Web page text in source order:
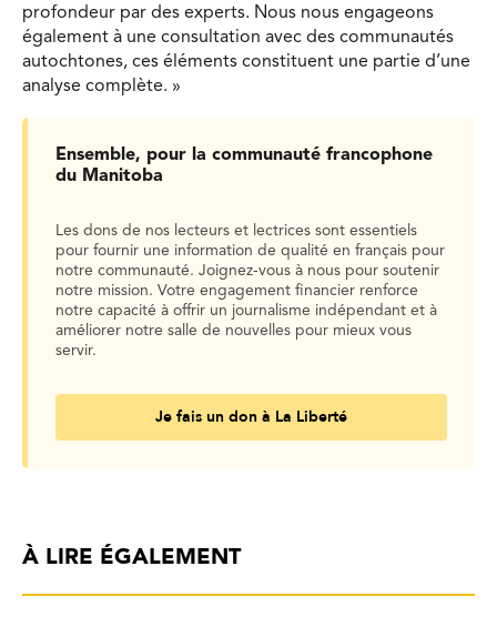
profondeur par des experts. Nous nous engageons
également à une consultation avec des communautés
autochtones, ces éléments constituent une partie d’une
analyse complète. »
Ensemble, pour la communauté francophone
du Manitoba
Les dons de nos lecteurs et lectrices sont essentiels
pour fournir une information de qualité en français pour
notre communauté. Joignez-vous à nous pour soutenir
notre mission. Votre engagement financier renforce
notre capacité à offrir un journalisme indépendant et à
améliorer notre salle de nouvelles pour mieux vous
servir.
Je fais un don à La Liberté
À LIRE ÉGALEMENT